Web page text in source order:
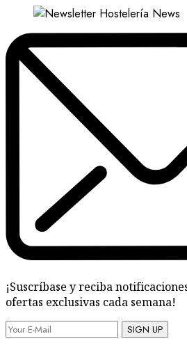
¡Suscríbase y reciba
ofertas exclusivas cada semana!
SIGN UP